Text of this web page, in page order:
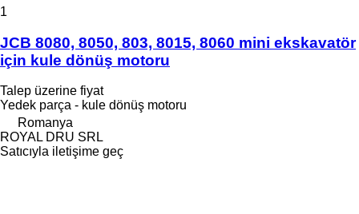
1
JCB 8080, 8050, 803, 8015, 8060 mini ekskavatör
için kule dönüş motoru
Talep üzerine fiyat
Yedek parça - kule dönüş motoru
Romanya
ROYAL DRU SRL
Satıcıyla iletişime geç